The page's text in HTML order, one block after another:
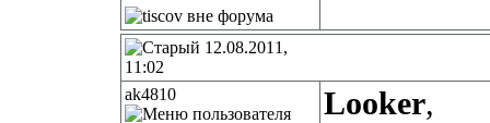
12.08.2011,
11:02
ak4810
Looker,